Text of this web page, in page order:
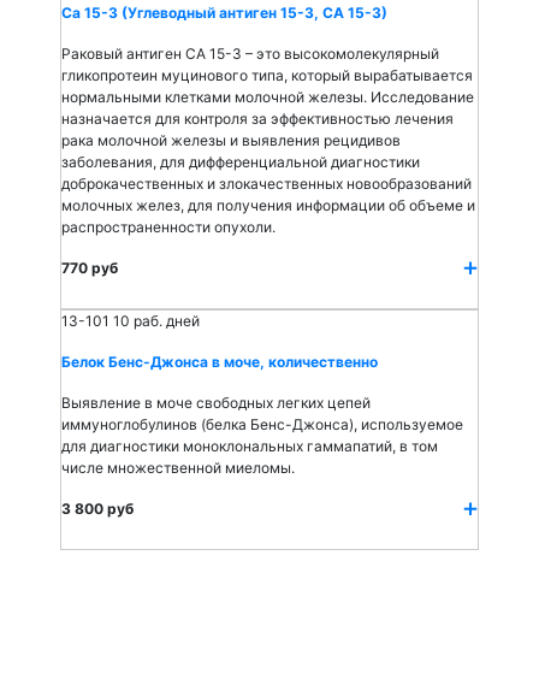
Са 15-3 (Углеводный антиген 15-3, СА 15-3)
Раковый антиген СА 15-3 – это высокомолекулярный
гликопротеин муцинового типа, который вырабатывается
нормальными клетками молочной железы. Исследование
назначается для контроля за эффективностью лечения
рака молочной железы и выявления рецидивов
заболевания, для дифференциальной диагностики
доброкачественных и злокачественных новообразований
молочных желез, для получения информации об объеме и
распространенности опухоли.
770 руб
13-101 10 раб. дней
Белок Бенс-Джонса в моче, количественно
Выявление в моче свободных легких цепей
иммуноглобулинов (белка Бенс-Джонса), используемое
для диагностики моноклональных гаммапатий, в том
числе множественной миеломы.
3 800 руб